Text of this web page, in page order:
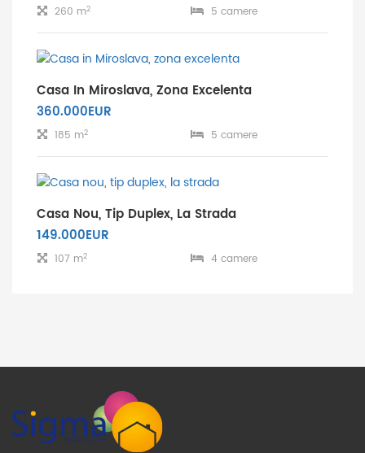
260 m2 5 camere
Casa In Miroslava, Zona Excelenta
360.000EUR
185 m2 5 camere
Casa Nou, Tip Duplex, La Strada
149.000EUR
107 m2 4 camere